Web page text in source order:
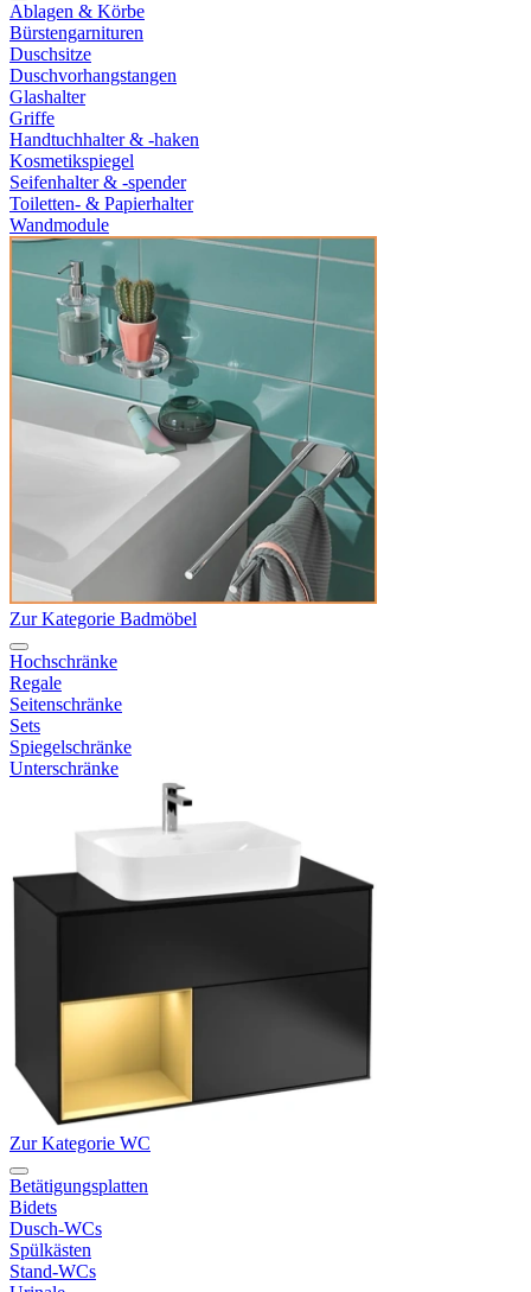
Ablagen & Körbe
Bürstengarnituren
Duschsitze
Duschvorhangstangen
Glashalter
Griffe
Handtuchhalter & -haken
Kosmetikspiegel
Seifenhalter & -spender
Toiletten- & Papierhalter
Wandmodule
Zur Kategorie Badmöbel
Hochschränke
Regale
Seitenschränke
Sets
Spiegelschränke
Unterschränke
Zur Kategorie WC
Betätigungsplatten
Bidets
Dusch-WCs
Spülkästen
Stand-WCs